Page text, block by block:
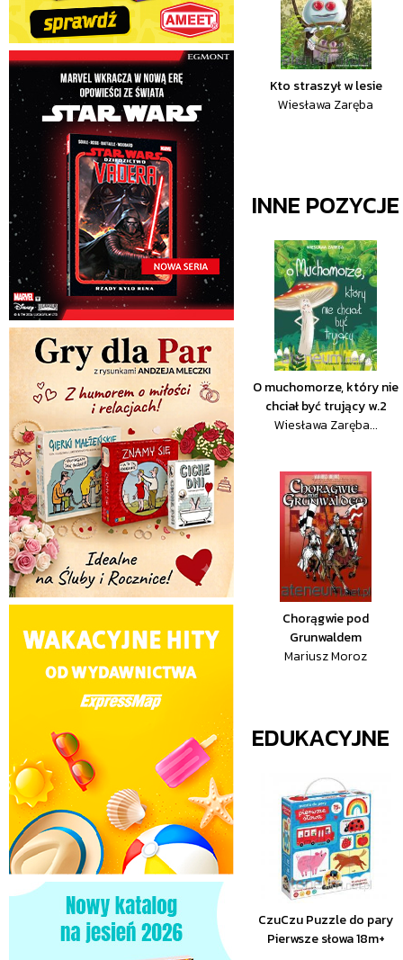
Kto straszył w lesie
Wiesława Zaręba
INNE
O muchomorze, który nie
chciał być trujący w.2
Wiesława Zaręba...
Chorągwie pod
Grunwaldem
Mariusz Moroz
EDUKACYJNE
CzuCzu Puzzle do pary
Pierwsze słowa 18m+